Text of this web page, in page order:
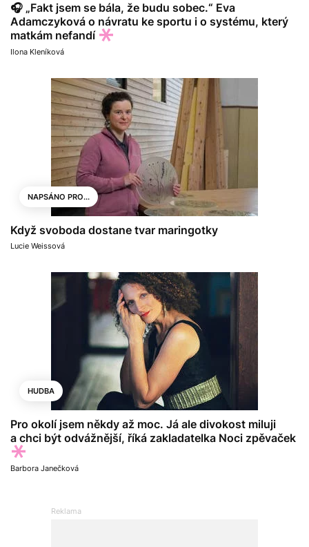
🎧 „Fakt jsem se bála, že budu sobec.“ Eva
Adamczyková o návratu ke sportu i o systému, který
matkám nefandí
Ilona Kleníková
NAPSÁNO PRO...
Když svoboda dostane tvar maringotky
Lucie Weissová
HUDBA
Pro okolí jsem někdy až moc. Já ale divokost miluji
a chci být odvážnější, říká zakladatelka Noci zpěvaček
Barbora Janečková